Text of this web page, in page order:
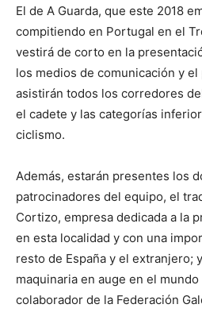
El de A Guarda, que este 2018
compitiendo en Portugal en el
vestirá de corto en la
los medios de comunicación y
asistirán todos los corredores
el cadete y las categorías
ciclismo.
Además, estarán presentes los
patrocinadores del equipo, el
Cortizo, empresa dedicada a la
en esta localidad y con una
resto de España y el extranjero;
maquinaria en auge en el
colaborador de la Federación